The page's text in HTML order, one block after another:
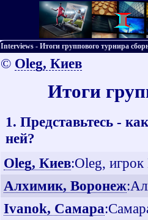
Interviews - Итоги группового турнира
© Oleg, Киев
Итоги
1. Представьтесь -
ней?
Oleg, Киев:Oleg, игрок
Алхимик, Воронеж
Ivanok, Самара